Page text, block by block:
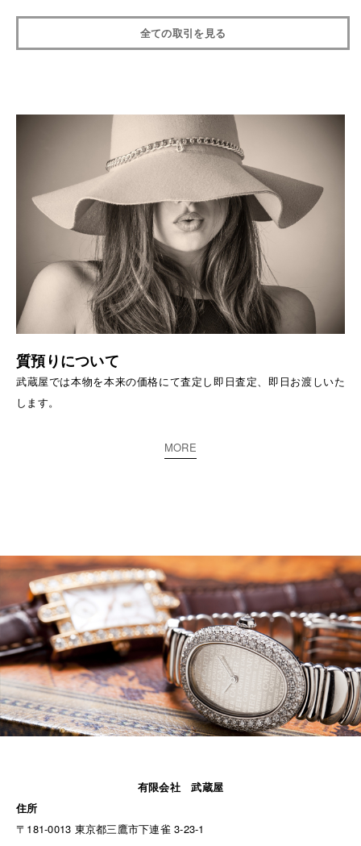
全ての取引を見る
質預りについて
武蔵屋では本物を本来の価格にて査定し即日査定、即日お渡しいた
します。
MORE
有限会社 武蔵屋
住所
〒181-0013 東京都三鷹市下連雀 3-23-1